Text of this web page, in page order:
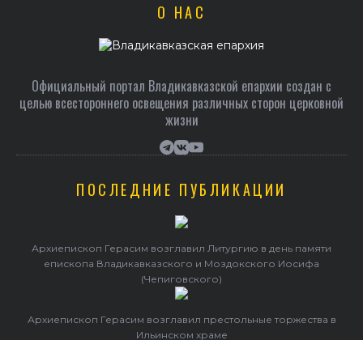
О НАС
Официальный портал Владикавказской епархии создан c
целью всестороннего освещения различных сторон церковной
жизни
ПОСЛЕДНИЕ ПУБЛИКАЦИИ
Архиепископ Герасим возглавил Литургию в день памяти
епископа Владикавказского и Моздокского Иосифа
(Чепиговского)
Архиепископ Герасим возглавил престольные торжества в
Ильинском храме